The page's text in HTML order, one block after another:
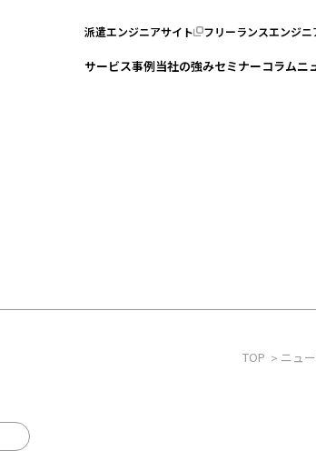
派遣エンジニアサイト フリーランスエンジニ
サービス事例当社の強みセミナーコラムニ
TOP ニュ